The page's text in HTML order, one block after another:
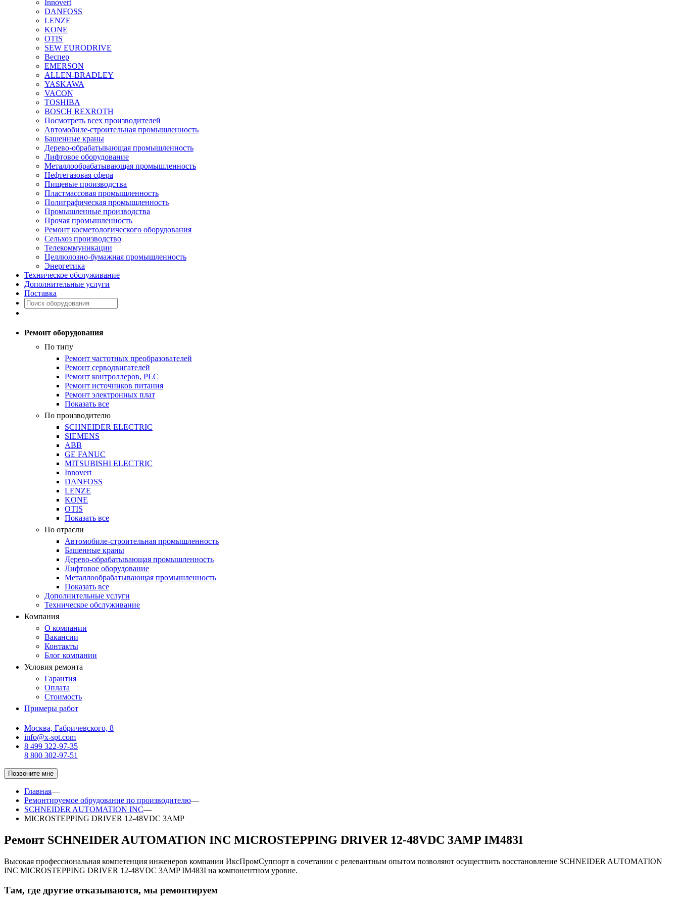
Innovert
DANFOSS
LENZE
KONE
OTIS
SEW EURODRIVE
Веспер
EMERSON
ALLEN-BRADLEY
YASKAWA
VACON
TOSHIBA
BOSCH REXROTH
Посмотреть всех производителей
Автомобиле-строительная промышленность
Башенные краны
Дерево-обрабатывающая промышленность
Лифтовое оборудование
Металлообрабатывающая промышленность
Нефтегазовая сфера
Пищевые производства
Пластмассовая промышленность
Полиграфическая промышленность
Промышленные производства
Прочая промышленность
Ремонт косметологического оборудования
Сельхоз производство
Телекоммуникации
Целлюлозно-бумажная промышленность
Энергетика
Техническое обслуживание
Дополнительные услуги
Поставка
Ремонт оборудования
По типу
Ремонт частотных преобразователей
Ремонт серводвигателей
Ремонт контроллеров, PLC
Ремонт источников питания
Ремонт электронных плат
Показать все
По производителю
SCHNEIDER ELECTRIC
SIEMENS
ABB
GE FANUC
MITSUBISHI ELECTRIC
Innovert
DANFOSS
LENZE
KONE
OTIS
Показать все
По отрасли
Автомобиле-строительная промышленность
Башенные краны
Дерево-обрабатывающая промышленность
Лифтовое оборудование
Металлообрабатывающая промышленность
Показать все
Дополнительные услуги
Техническое обслуживание
Компания
О компании
Вакансии
Контакты
Блог компании
Условия ремонта
Гарантия
Оплата
Стоимость
Примеры работ
Москва, Габричевского, 8
info@x-spt.com
8 499 322-97-35
8 800 302-97-51
Позвоните мне
Главная—
Ремонтируемое обрудование по производителю—
SCHNEIDER AUTOMATION INC—
MICROSTEPPING DRIVER 12-48VDC 3AMP
Ремонт SCHNEIDER AUTOMATION INC MICROSTEPPING DRIVER 12-48VDC 3AMP IM483I
Высокая профессиональная компетенция инженеров компании ИксПромСуппорт в сочетании с релевантным опытом позволяют осуществить восстановление SCHNEIDER AUTOMATION
INC MICROSTEPPING DRIVER 12-48VDC 3AMP IM483I на компонентном уровне.
Там, где другие отказываются, мы ремонтируем